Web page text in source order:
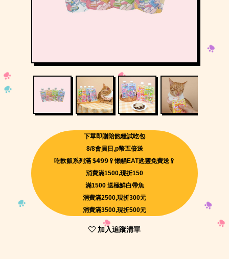
下單即贈陪飽糧試吃包
8/8會員日,p幣五倍送
吃軟飯系列滿 $𝟰𝟵𝟵🥄懶貓EAT匙靈免費送🥄
消費滿1500,現折150
滿1500 送極鮮白帶魚
消費滿2500,現折300元
消費滿3500,現折500元
加入追蹤清單